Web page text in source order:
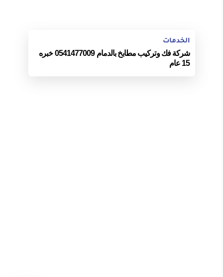
الخدمات
شركة فك وتركيب مطابخ بالدمام 0541477009 خبره
15 عام